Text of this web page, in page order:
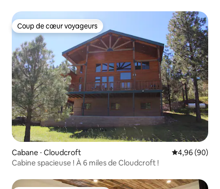
Coup de cœur voyageurs
Coup de cœur voyageurs
Cabane ⋅ Cloudcroft Évaluation
4,96 (90)
Cabine spacieuse ! À 6 miles de Cloudcroft !